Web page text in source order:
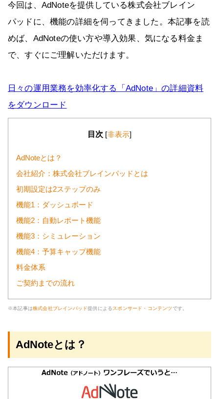
今回は、AdNoteを提供している株式会社ブレイン
パッドに、機能の詳細を伺ってきました。本記事を読
めば、AdNoteの使い方や導入効果、気になる料金ま
で、すぐにご理解いただけます。
日々の運用業務を効率化する「AdNote」の詳細資料
をダウンロード
目次 [非表示]
AdNoteとは？
会社紹介：株式会社ブレインパッドとは
初期設定は2ステップのみ
機能1：ダッシュボード
機能2：自動レポート機能
機能3：シミュレーション
機能4：予算キャップ機能
料金体系
ご契約までの流れ
※本記事は株式会社ブレインパッド提供によるスポンサード・コンテンツです。
AdNoteとは？